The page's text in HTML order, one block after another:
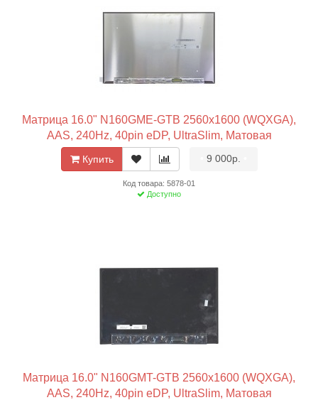
Матрица 16.0" N160GME-GTB 2560x1600 (WQXGA),
AAS, 240Hz, 40pin eDP, UltraSlim, Матовая
Купить 9 000р.
Код товара: 5878-01
Доступно
Матрица 16.0" N160GMT-GTB 2560x1600 (WQXGA),
AAS, 240Hz, 40pin eDP, UltraSlim, Матовая